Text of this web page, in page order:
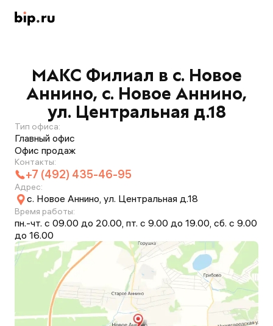
МАКС Филиал в с. Новое
Аннино, с. Новое Аннино,
ул. Центральная д.18
Тип офиса:
Главный офис
Офис продаж
Контакты:
+7 (492) 435-46-95
Адрес:
с. Новое Аннино, ул. Центральная д.18
Время работы:
пн.-чт. с 09.00 до 20.00, пт. с 9.00 до 19.00, сб. с 9.00
до 16.00